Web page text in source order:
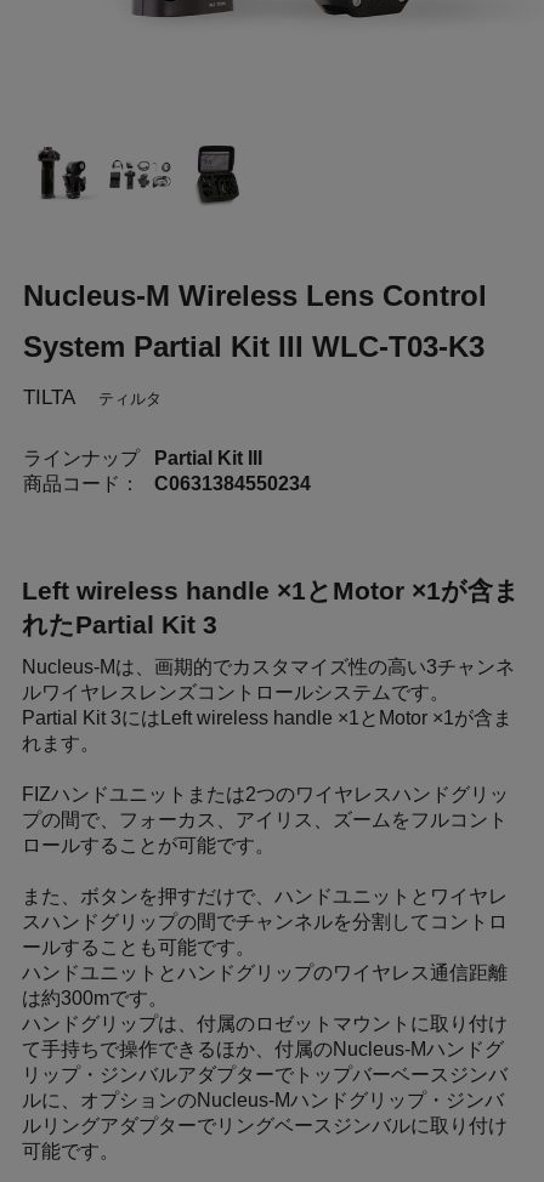
Nucleus-M Wireless Lens Control
System Partial Kit III WLC-T03-K3
TILTA ティルタ
ラインナップ
Partial Kit III
商品コード：
C0631384550234
Left wireless handle ×1とMotor ×1が含ま
れたPartial Kit 3
Nucleus-Mは、画期的でカスタマイズ性の高い3チャンネ
ルワイヤレスレンズコントロールシステムです。
Partial Kit 3にはLeft wireless handle ×1とMotor ×1が含ま
れます。
FIZハンドユニットまたは2つのワイヤレスハンドグリッ
プの間で、フォーカス、アイリス、ズームをフルコント
ロールすることが可能です。
また、ボタンを押すだけで、ハンドユニットとワイヤレ
スハンドグリップの間でチャンネルを分割してコントロ
ールすることも可能です。
ハンドユニットとハンドグリップのワイヤレス通信距離
は約300mです。
ハンドグリップは、付属のロゼットマウントに取り付け
て手持ちで操作できるほか、付属のNucleus-Mハンドグ
リップ・ジンバルアダプターでトップバーベースジンバ
ルに、オプションのNucleus-Mハンドグリップ・ジンバ
ルリングアダプターでリングベースジンバルに取り付け
可能です。